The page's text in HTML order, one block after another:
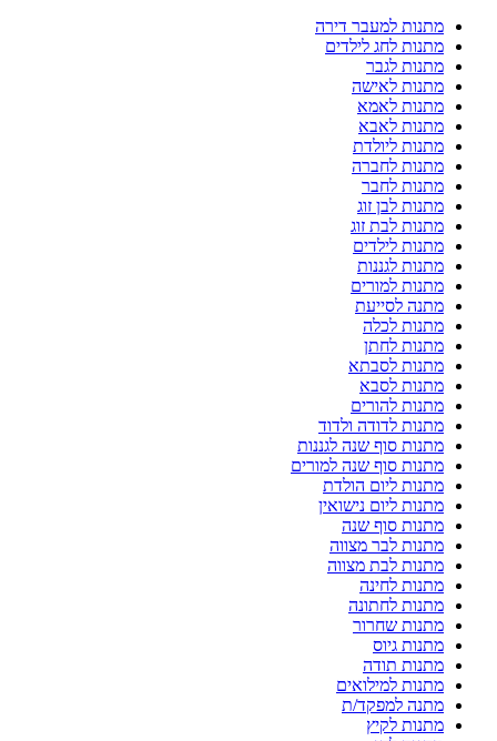
מתנות למעבר דירה
מתנות לחג לילדים
מתנות לגבר
מתנות לאישה
מתנות לאמא
מתנות לאבא
מתנות ליולדת
מתנות לחברה
מתנות לחבר
מתנות לבן זוג
מתנות לבת זוג
מתנות לילדים
מתנות לגננות
מתנות למורים
מתנה לסייעת
מתנות לכלה
מתנות לחתן
מתנות לסבתא
מתנות לסבא
מתנות להורים
מתנות לדודה ולדוד
מתנות סוף שנה לגננות
מתנות סוף שנה למורים
מתנות ליום הולדת
מתנות ליום נישואין
מתנות סוף שנה
מתנות לבר מצווה
מתנות לבת מצווה
מתנות לחינה
מתנות לחתונה
מתנות שחרור
מתנות גיוס
מתנות תודה
מתנות למילואים
מתנה למפקד/ת
מתנות לקיץ